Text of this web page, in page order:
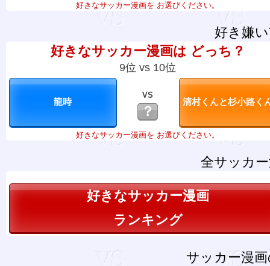
好きなサッカー漫画を お選びください。
好き嫌
好きなサッカー漫画は どっち？
9位 vs 10位
VS
？
好きなサッカー漫画を お選びください。
全サッカ
好きなサッカー漫画
ランキング
サッカー漫